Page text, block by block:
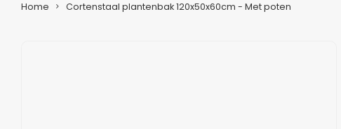
Home Cortenstaal plantenbak 120x50x60cm - Met poten